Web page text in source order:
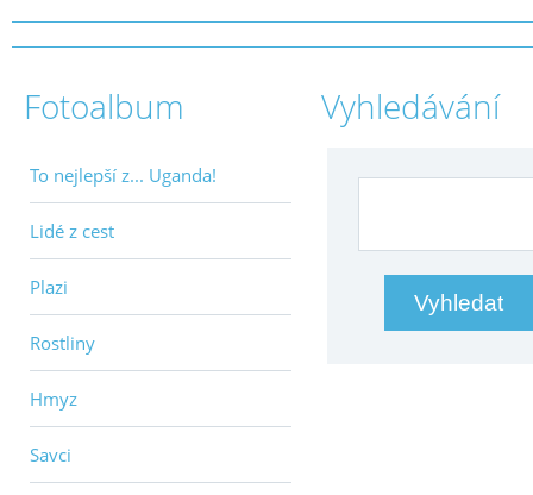
Fotoalbum
To nejlepší z... Uganda!
Lidé z cest
Plazi
Rostliny
Hmyz
Savci
Vyhledávání